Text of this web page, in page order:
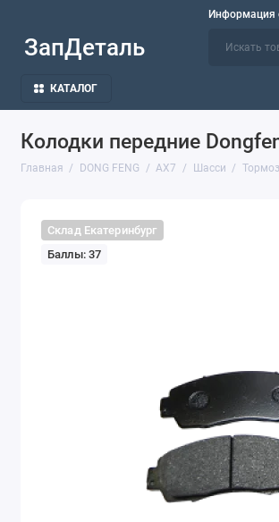
Информация
ЗапДеталь
КАТАЛОГ
Колодки передние
Главная DONG FENG AX7 Шасси
Склад Екатеринбург
Баллы: 37